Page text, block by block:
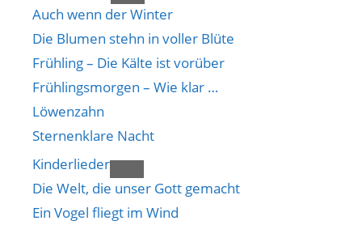
Auch wenn der Winter
Die Blumen stehn in voller Blüte
Frühling – Die Kälte ist vorüber
Frühlingsmorgen – Wie klar …
Löwenzahn
Sternenklare Nacht
Kinderlieder
Die Welt, die unser Gott gemacht
Ein Vogel fliegt im Wind